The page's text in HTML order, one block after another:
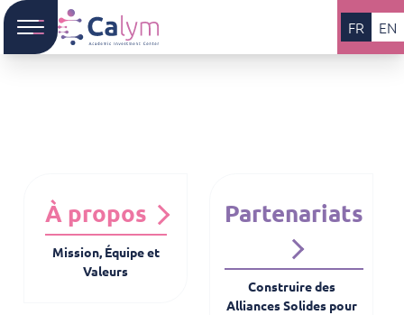
FR EN
À propos
Mission, Équipe et
Valeurs
Partenariats
Construire des
Alliances Solides pour